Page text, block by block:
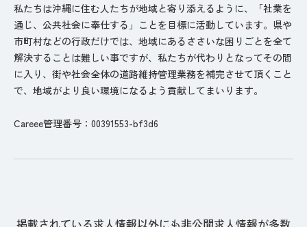
私たちは沖縄に住む人たちが地域と寄り添えるように、「社業を
通じ、公共社会に奉仕する」ことを目標に活動しています。県や
市町村などの行政だけでは、地域にあるささいな困りごとを全て
解決することは難しい事ですが、私たちが代わりとなってその間
に入り、街や社会全体の道路維持管理業務を補完させて頂くこと
で、地域がより良い環境になるよう貢献してまいります。
Careee管理番号：00391553-bf3d6
掲載されている求人情報以外にも非公開求人情報が多数